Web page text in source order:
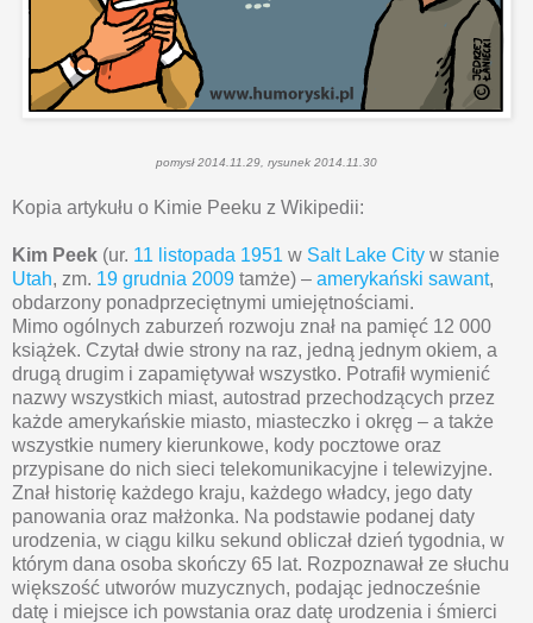
pomysł 2014.11.29, rysunek 2014.11.30
Kopia artykułu o Kimie Peeku z Wikipedii:
Kim Peek (ur. 11 listopada 1951 w Salt Lake City w stanie
Utah, zm. 19 grudnia 2009 tamże) – amerykański sawant,
obdarzony ponadprzeciętnymi umiejętnościami.
Mimo ogólnych zaburzeń rozwoju znał na pamięć 12 000
książek. Czytał dwie strony na raz, jedną jednym okiem, a
drugą drugim i zapamiętywał wszystko. Potrafił wymienić
nazwy wszystkich miast, autostrad przechodzących przez
każde amerykańskie miasto, miasteczko i okręg – a także
wszystkie numery kierunkowe, kody pocztowe oraz
przypisane do nich sieci telekomunikacyjne i telewizyjne.
Znał historię każdego kraju, każdego władcy, jego daty
panowania oraz małżonka. Na podstawie podanej daty
urodzenia, w ciągu kilku sekund obliczał dzień tygodnia, w
którym dana osoba skończy 65 lat. Rozpoznawał ze słuchu
większość utworów muzycznych, podając jednocześnie
datę i miejsce ich powstania oraz datę urodzenia i śmierci